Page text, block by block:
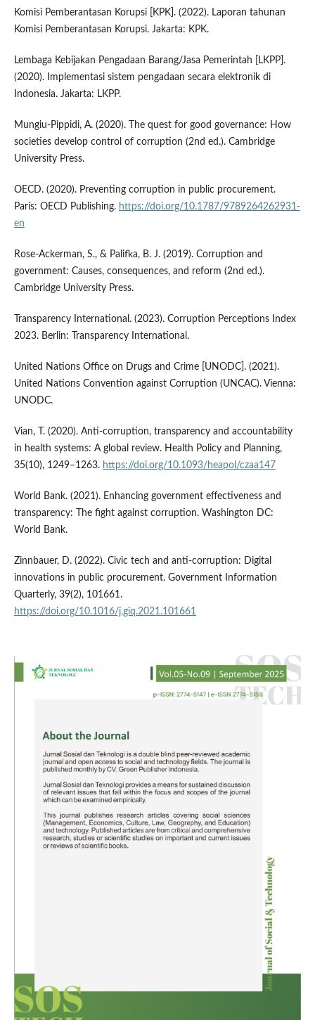
Komisi Pemberantasan Korupsi [KPK]. (2022). Laporan tahunan
Komisi Pemberantasan Korupsi. Jakarta: KPK.
Lembaga Kebijakan Pengadaan Barang/Jasa Pemerintah [LKPP].
(2020). Implementasi sistem pengadaan secara elektronik di
Indonesia. Jakarta: LKPP.
Mungiu-Pippidi, A. (2020). The quest for good governance: How
societies develop control of corruption (2nd ed.). Cambridge
University Press.
OECD. (2020). Preventing corruption in public procurement.
Paris: OECD Publishing. https://doi.org/10.1787/9789264262931-
en
Rose-Ackerman, S., & Palifka, B. J. (2019). Corruption and
government: Causes, consequences, and reform (2nd ed.).
Cambridge University Press.
Transparency International. (2023). Corruption Perceptions Index
2023. Berlin: Transparency International.
United Nations Office on Drugs and Crime [UNODC]. (2021).
United Nations Convention against Corruption (UNCAC). Vienna:
UNODC.
Vian, T. (2020). Anti-corruption, transparency and accountability
in health systems: A global review. Health Policy and Planning,
35(10), 1249–1263. https://doi.org/10.1093/heapol/czaa147
World Bank. (2021). Enhancing government effectiveness and
transparency: The fight against corruption. Washington DC:
World Bank.
Zinnbauer, D. (2022). Civic tech and anti-corruption: Digital
innovations in public procurement. Government Information
Quarterly, 39(2), 101661.
https://doi.org/10.1016/j.giq.2021.101661